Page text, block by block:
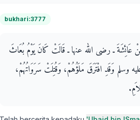
bukhari:3777
ـ رضى الله عنها ـ قَالَتْ كَانَ يَوْمُ بُعَاثَ
وسلم وَقَدِ افْتَرَقَ مَلَؤُهُمْ، وَقُتِلَتْ سَرَوَاتُهُمْ،